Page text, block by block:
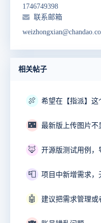
1746749398
联系邮箱
相关帖子
🍖
🌃 最新版上传图片不
🦊 开源版测试用例，
📮 项目中新增需求，
🤖